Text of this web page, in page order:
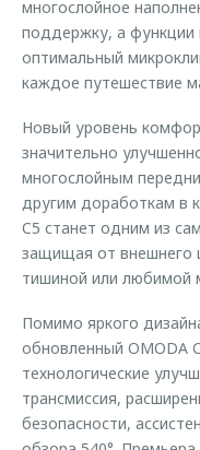
многослойное
поддержку, а функции
оптимальный
каждое путешествие
Новый уровень
значительно
многослойным
другим доработкам в
C5 станет одним из
защищая от внешнего
тишиной или любимой
Помимо яркого
обновленный OMODA
технологические
трансмиссия,
безопасности,